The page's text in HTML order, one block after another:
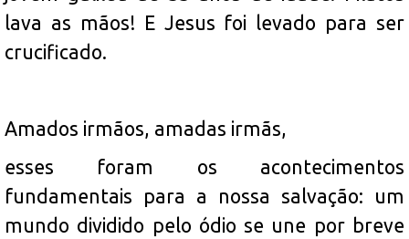
lava as mãos! E Jesus foi levado para ser
crucificado.
Amados irmãos, amadas irmãs,
esses foram os acontecimentos
fundamentais para a nossa salvação: um
mundo dividido pelo ódio se une por breve